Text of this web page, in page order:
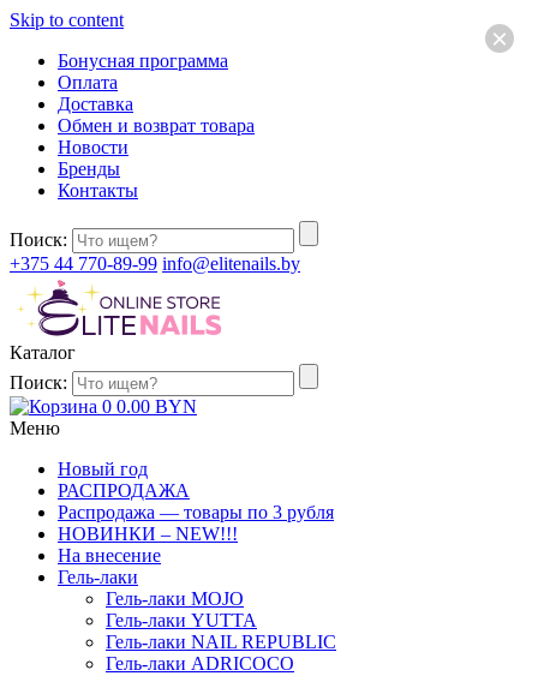
Skip to content
Бонусная программа
Оплата
Доставка
Обмен и возврат товара
Новости
Бренды
Контакты
Поиск:
+375 44 770-89-99 info@elitenails.by
Каталог
Поиск:
0 0.00 BYN
Меню
Новый год
РАСПРОДАЖА
Распродажа — товары по 3 рубля
НОВИНКИ – NEW!!!
На внесение
Гель-лаки
Гель-лаки MOJO
Гель-лаки YUTTA
Гель-лаки NAIL REPUBLIC
Гель-лаки ADRICOCO
×